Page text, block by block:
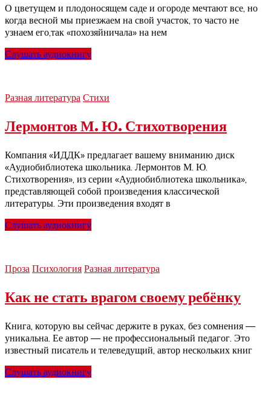
О цветущем и плодоносящем саде и огороде мечтают все, но
когда весной мы приезжаем на свой участок, то часто не
узнаем его,так «похозяйничала» на нем
Слушать аудиокнигу
Разная литература Стихи
Лермонтов М. Ю. Стихотворения
Компания «ИДДК» предлагает вашему вниманию диск
«Аудиобиблиотека школьника. Лермонтов М. Ю.
Стихотворения», из серии «Аудиобиблиотека школьника»,
представляющей собой произведения классической
литературы. Эти произведения входят в
Слушать аудиокнигу
Проза Психология Разная литература
Как не стать врагом своему ребёнку
Книга, которую вы сейчас держите в руках, без сомнения —
уникальна. Ее автор — не профессиональный педагог. Это
известный писатель и телеведущий, автор нескольких книг
Слушать аудиокнигу